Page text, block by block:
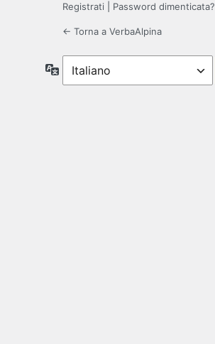
Registrati Password dimenticata?
← Torna a VerbaAlpina
Lingua